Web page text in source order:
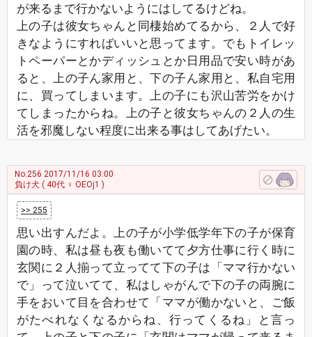
が来るまで行かないようにはしてるけどね。
上の子は彼女ちゃんと同棲始めてるから、２人で好
きなようにすればいいと思ってます。でもトイレッ
トペーパーとかディッシュとか日用品で安い時があ
ると、上の子ん家用と、下の子ん家用と、私自宅用
に、買ってしまいます。上の子にも沢山苦労をかけ
てしまったからね。上の子と彼女ちゃんの２人の生
活を邪魔しない程度に出来る事はしてあげたい。
No.256 2017/11/16 03:00
負け犬 ( 40代 ♀ OEOj1 )
>> 255
思い出すんだよ。上の子が小学低学年下の子が保育
園の時、私は昼も夜も働いてて夕方仕事に行く時に
玄関に２人揃って立ってて下の子は「ママ行かない
で」って泣いてて、私はしゃがんで下の子の両腕に
手をおいて目を合わせて「ママが働かないと、ご飯
がたべれなくなるからね、行ってくるね」と言っ